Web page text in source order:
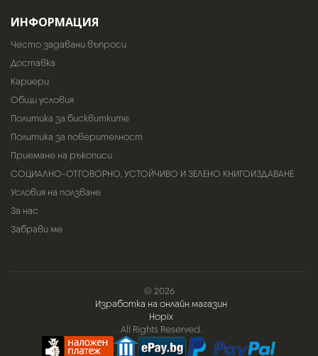
ИНФОРМАЦИЯ
Често задавани въпроси
Доставка
Кариери
Общи условия
Политика за бисквитките
Политика за поверителност
Приемане на ръкописи
СОЦИАЛНО-ОТГОВОРНО, УСТОЙЧИВО И ЗЕЛЕНО КНИГОИЗДАВАНЕ
Условия на ползване
За нас
Забрави ме
© 2026
Изработка на онлайн магазин
Hopix
. All Rights Reserved.